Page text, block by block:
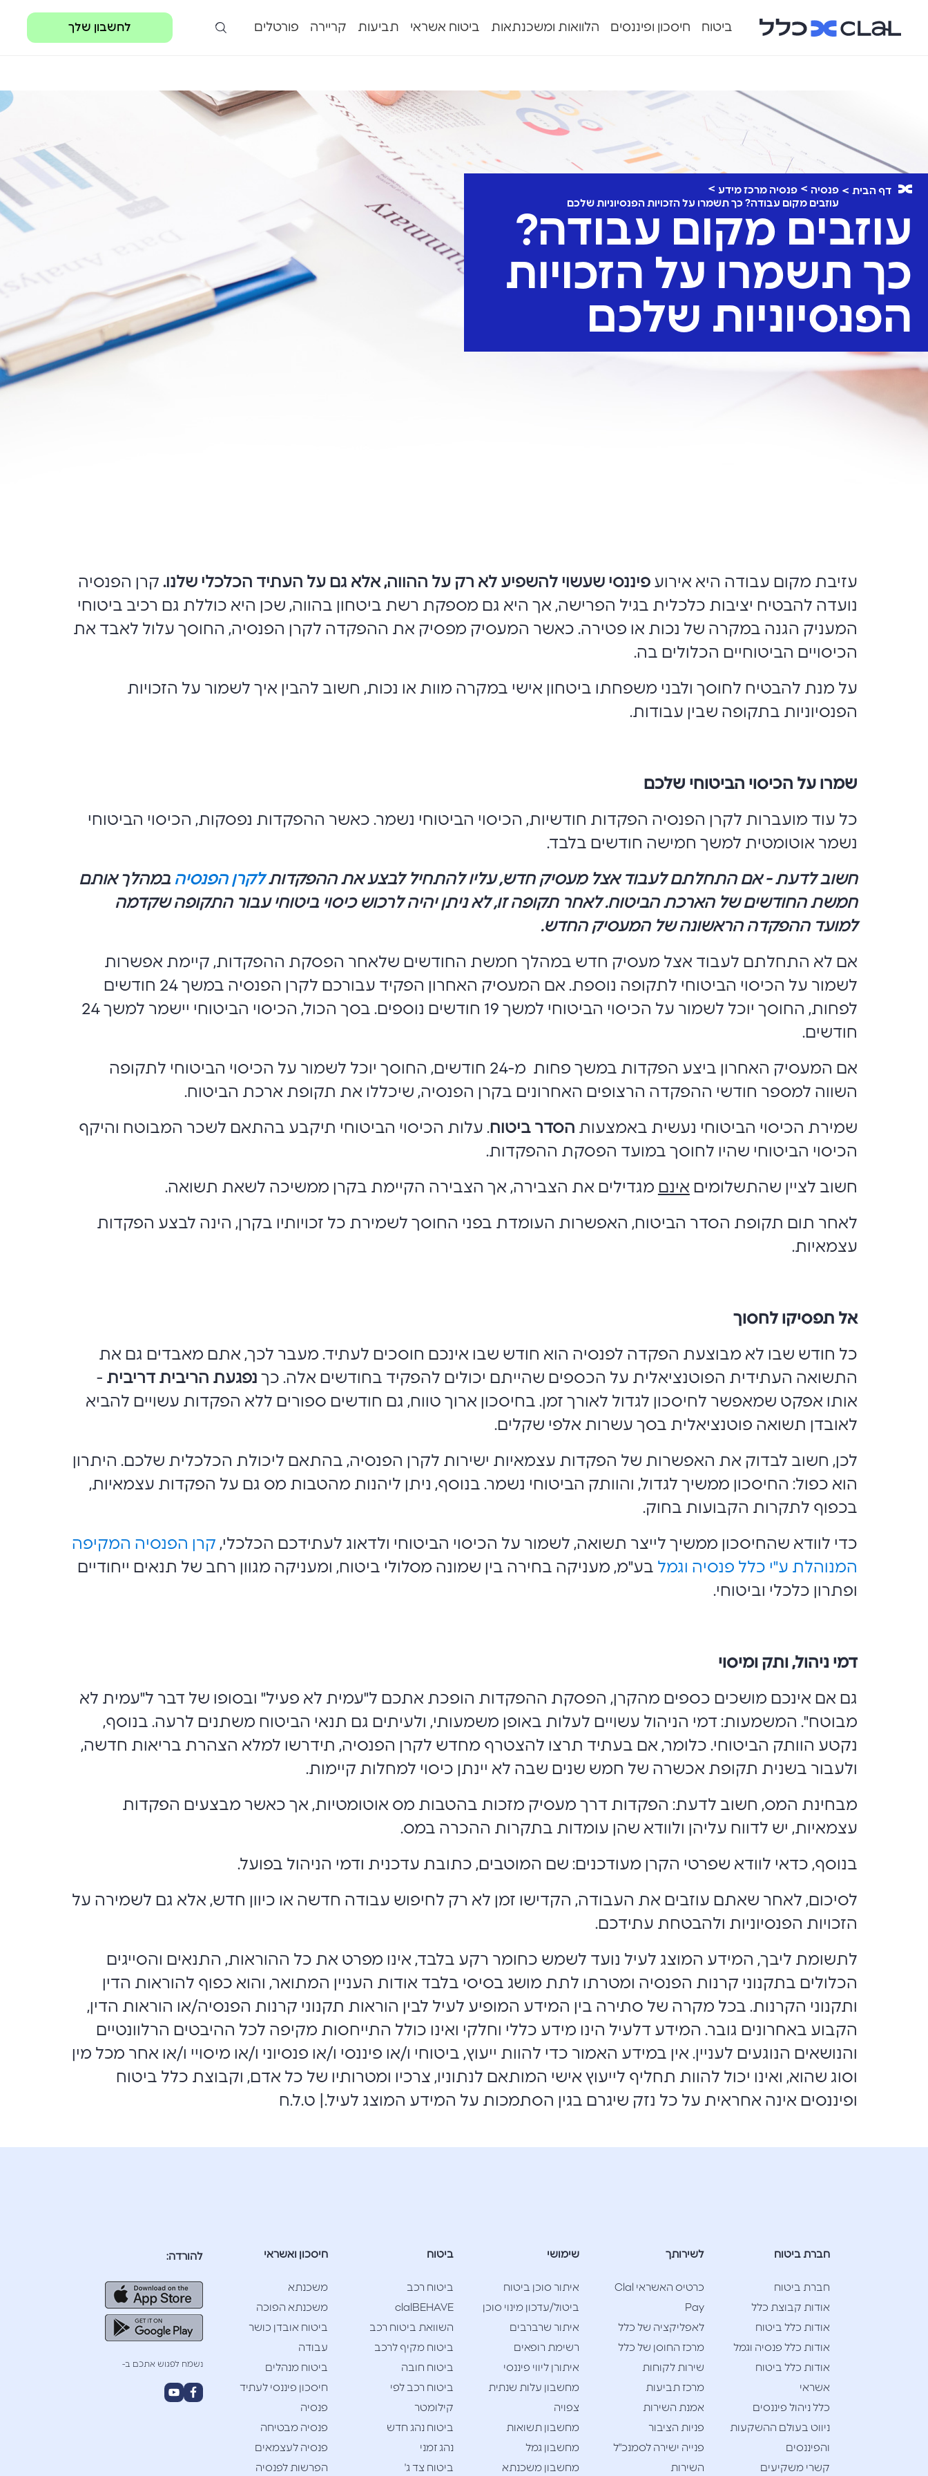
ביטוח חיסכון ופיננסים הלוואות ומשכנתאות ביטוח אשראי תביעות קריירה פורטלים לחשבון שלך
דף הבית פנסיה
פנסיה מרכז מידע
עוזבים מקום עבודה? כך תשמרו על הזכויות הפנסיוניות שלכם
עוזבים מקום עבודה?
כך תשמרו על הזכויות
הפנסיוניות שלכם
עזיבת מקום עבודה היא אירוע פיננסי שעשוי להשפיע לא רק על ההווה, אלא גם על העתיד הכלכלי שלנו. קרן הפנסיה
נועדה להבטיח יציבות כלכלית בגיל הפרישה, אך היא גם מספקת רשת ביטחון בהווה, שכן היא כוללת גם רכיב ביטוחי
המעניק הגנה במקרה של נכות או פטירה. כאשר המעסיק מפסיק את ההפקדה לקרן הפנסיה, החוסך עלול לאבד את
הכיסויים הביטוחיים הכלולים בה.
על מנת להבטיח לחוסך ולבני משפחתו ביטחון אישי במקרה מוות או נכות, חשוב להבין איך לשמור על הזכויות
הפנסיוניות בתקופה שבין עבודות.
שמרו על הכיסוי הביטוחי שלכם
כל עוד מועברות לקרן הפנסיה הפקדות חודשיות, הכיסוי הביטוחי נשמר. כאשר ההפקדות נפסקות, הכיסוי הביטוחי
נשמר אוטומטית למשך חמישה חודשים בלבד.
חשוב לדעת - אם התחלתם לעבוד אצל מעסיק חדש, עליו להתחיל לבצע את ההפקדותלקרן הפנסיה במהלך אותם
חמשת החודשים של הארכת הביטוח. לאחר תקופה זו, לא ניתן יהיה לרכוש כיסוי ביטוחי עבור התקופה שקדמה
למועד ההפקדה הראשונה של המעסיק החדש.
אם לא התחלתם לעבוד אצל מעסיק חדש במהלך חמשת החודשים שלאחר הפסקת ההפקדות, קיימת אפשרות
לשמור על הכיסוי הביטוחי לתקופה נוספת. אם המעסיק האחרון הפקיד עבורכם לקרן הפנסיה במשך 24 חודשים
לפחות, החוסך יוכל לשמור על הכיסוי הביטוחי למשך 19 חודשים נוספים. בסך הכול, הכיסוי הביטוחי יישמר למשך 24
חודשים.
אם המעסיק האחרון ביצע הפקדות במשך פחות מ-24 חודשים, החוסך יוכל לשמור על הכיסוי הביטוחי לתקופה
השווה למספר חודשי ההפקדה הרצופים האחרונים בקרן הפנסיה, שיכללו את תקופת ארכת הביטוח.
שמירת הכיסוי הביטוחי נעשית באמצעות הסדר ביטוח. עלות הכיסוי הביטוחי תיקבע בהתאם לשכר המבוטח והיקף
הכיסוי הביטוחי שהיו לחוסך במועד הפסקת ההפקדות.
חשוב לציין שהתשלומים אינם מגדילים את הצבירה, אך הצבירה הקיימת בקרן ממשיכה לשאת תשואה.
לאחר תום תקופת הסדר הביטוח, האפשרות העומדת בפני החוסך לשמירת כל זכויותיו בקרן, הינה לבצע הפקדות
עצמאיות.
אל תפסיקו לחסוך
כל חודש שבו לא מבוצעת הפקדה לפנסיה הוא חודש שבו אינכם חוסכים לעתיד. מעבר לכך, אתם מאבדים גם את
התשואה העתידית הפוטנציאלית על הכספים שהייתם יכולים להפקיד בחודשים אלה. כך נפגעת הריבית דריבית -
אותו אפקט שמאפשר לחיסכון לגדול לאורך זמן. בחיסכון ארוך טווח, גם חודשים ספורים ללא הפקדות עשויים להביא
לאובדן תשואה פוטנציאלית בסך עשרות אלפי שקלים.
לכן, חשוב לבדוק את האפשרות של הפקדות עצמאיות ישירות לקרן הפנסיה, בהתאם ליכולת הכלכלית שלכם. היתרון
הוא כפול: החיסכון ממשיך לגדול, והוותק הביטוחי נשמר. בנוסף, ניתן ליהנות מהטבות מס גם על הפקדות עצמאיות,
בכפוף לתקרות הקבועות בחוק.
כדי לוודא שהחיסכון ממשיך לייצר תשואה, לשמור על הכיסוי הביטוחי ולדאוג לעתידכם הכלכלי, קרן הפנסיה המקיפה
המנוהלת ע"י כלל פנסיה וגמל בע"מ, מעניקה בחירה בין שמונה מסלולי ביטוח, ומעניקה מגוון רחב של תנאים ייחודיים
ופתרון כלכלי וביטוחי.
דמי ניהול, ותק ומיסוי
גם אם אינכם מושכים כספים מהקרן, הפסקת ההפקדות הופכת אתכם ל"עמית לא פעיל" ובסופו של דבר ל"עמית לא
מבוטח". המשמעות: דמי הניהול עשויים לעלות באופן משמעותי, ולעיתים גם תנאי הביטוח משתנים לרעה. בנוסף,
נקטע הוותק הביטוחי. כלומר, אם בעתיד תרצו להצטרף מחדש לקרן הפנסיה, תידרשו למלא הצהרת בריאות חדשה,
ולעבור בשנית תקופת אכשרה של חמש שנים שבה לא יינתן כיסוי למחלות קיימות.
מבחינת המס, חשוב לדעת: הפקדות דרך מעסיק מזכות בהטבות מס אוטומטיות, אך כאשר מבצעים הפקדות
עצמאיות, יש לדווח עליהן ולוודא שהן עומדות בתקרות ההכרה במס.
בנוסף, כדאי לוודא שפרטי הקרן מעודכנים: שם המוטבים, כתובת עדכנית ודמי הניהול בפועל.
לסיכום, לאחר שאתם עוזבים את העבודה, הקדישו זמן לא רק לחיפוש עבודה חדשה או כיוון חדש, אלא גם לשמירה על
הזכויות הפנסיוניות ולהבטחת עתידכם.
לתשומת ליבך, המידע המוצג לעיל נועד לשמש כחומר רקע בלבד, אינו מפרט את כל ההוראות, התנאים והסייגים
הכלולים בתקנוני קרנות הפנסיה ומטרתו לתת מושג בסיסי בלבד אודות העניין המתואר, והוא כפוף להוראות הדין
ותקנוני הקרנות. בכל מקרה של סתירה בין המידע המופיע לעיל לבין הוראות תקנוני קרנות הפנסיה/או הוראות הדין,
הקבוע באחרונים גובר. המידע דלעיל הינו מידע כללי וחלקי ואינו כולל התייחסות מקיפה לכל ההיבטים הרלוונטיים
והנושאים הנוגעים לעניין. אין במידע האמור כדי להוות ייעוץ, ביטוחי ו/או פיננסי ו/או פנסיוני ו/או מיסויי ו/או אחר מכל מין
וסוג שהוא, ואינו יכול להוות תחליף לייעוץ אישי המותאם לנתוניו, צרכיו ומטרותיו של כל אדם, וקבוצת כלל ביטוח
ופיננסים אינה אחראית על כל נזק שיגרם בגין הסתמכות על המידע המוצג לעיל.| ט.ל.ח
חברת ביטוח
חברת ביטוח
אודות קבוצת כלל
אודות כלל ביטוח
אודות כלל פנסיה וגמל
אודות כלל ביטוח
אשראי
כלל ניהול פיננסים
ניווט בעולם ההשקעות
והפיננסים
קשרי משקיעים
לשירותך
כרטיס האשראי Clal
Pay
לאפליקציה של כלל
מרכז החוסן של כלל
שירות לקוחות
מרכז תביעות
אמנת השירות
פניות הציבור
פנייה ישירה לסמנכ"ל
השירות
שימושי
איתור סוכן ביטוח
ביטול/עדכון מינוי סוכן
איתור שרברבים
רשימת רופאים
איתורן ליווי פיננסי
מחשבון עלות שנתית
צפויה
מחשבון תשואות
מחשבון גמל
מחשבון משכנתא
ביטוח
ביטוח רכב
clalBEHAVE
השוואת ביטוח רכב
ביטוח מקיף לרכב
ביטוח חובה
ביטוח רכב לפי
קילומטר
ביטוח נהג חדש
נהג זמני
ביטוח צד ג'
חיסכון ואשראי
משכנתא
משכנתא הפוכה
ביטוח אובדן כושר
עבודה
ביטוח מנהלים
חיסכון פיננסי לעתיד
פנסיה
פנסיה מבטיחה
פנסיה לעצמאים
הפרשות לפנסיה
להורדה:
נשמח לפגוש אתכם ב-